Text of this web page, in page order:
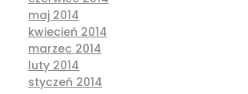
maj 2014
kwiecień 2014
marzec 2014
luty 2014
styczeń 2014